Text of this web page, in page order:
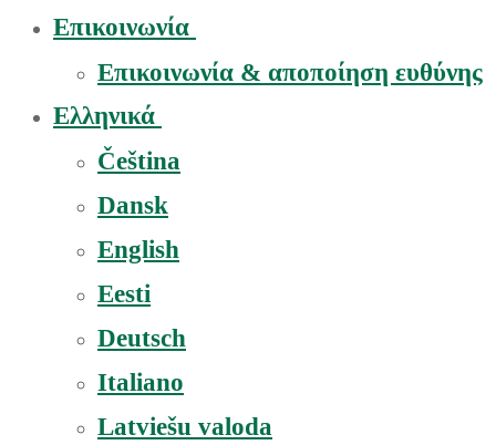
Επικοινωνία
Επικοινωνία & αποποίηση ευθύνης
Ελληνικά
Čeština
Dansk
English
Eesti
Deutsch
Italiano
Latviešu valoda